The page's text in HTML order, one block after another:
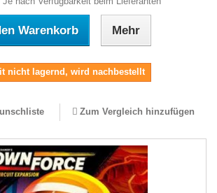
Warenkorb Mehr
nicht lagernd, wird nachbestellt
Zum Vergleich hinzufügen